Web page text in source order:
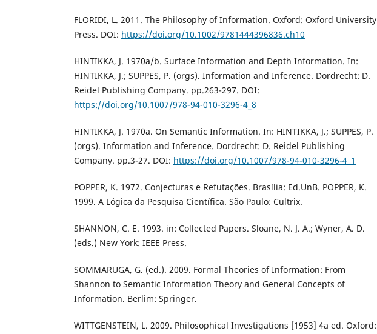
FLORIDI, L. 2011. The Philosophy of Information. Oxford: Oxford University
Press. DOI: https://doi.org/10.1002/9781444396836.ch10
HINTIKKA, J. 1970a/b. Surface Information and Depth Information. In:
HINTIKKA, J.; SUPPES, P. (orgs). Information and Inference. Dordrecht: D.
Reidel Publishing Company. pp.263-297. DOI:
https://doi.org/10.1007/978-94-010-3296-4_8
HINTIKKA, J. 1970a. On Semantic Information. In: HINTIKKA, J.; SUPPES, P.
(orgs). Information and Inference. Dordrecht: D. Reidel Publishing
Company. pp.3-27. DOI: https://doi.org/10.1007/978-94-010-3296-4_1
POPPER, K. 1972. Conjecturas e Refutações. Brasília: Ed.UnB. POPPER, K.
1999. A Lógica da Pesquisa Científica. São Paulo: Cultrix.
SHANNON, C. E. 1993. in: Collected Papers. Sloane, N. J. A.; Wyner, A. D.
(eds.) New York: IEEE Press.
SOMMARUGA, G. (ed.). 2009. Formal Theories of Information: From
Shannon to Semantic Information Theory and General Concepts of
Information. Berlim: Springer.
WITTGENSTEIN, L. 2009. Philosophical Investigations [1953] 4a ed. Oxford: